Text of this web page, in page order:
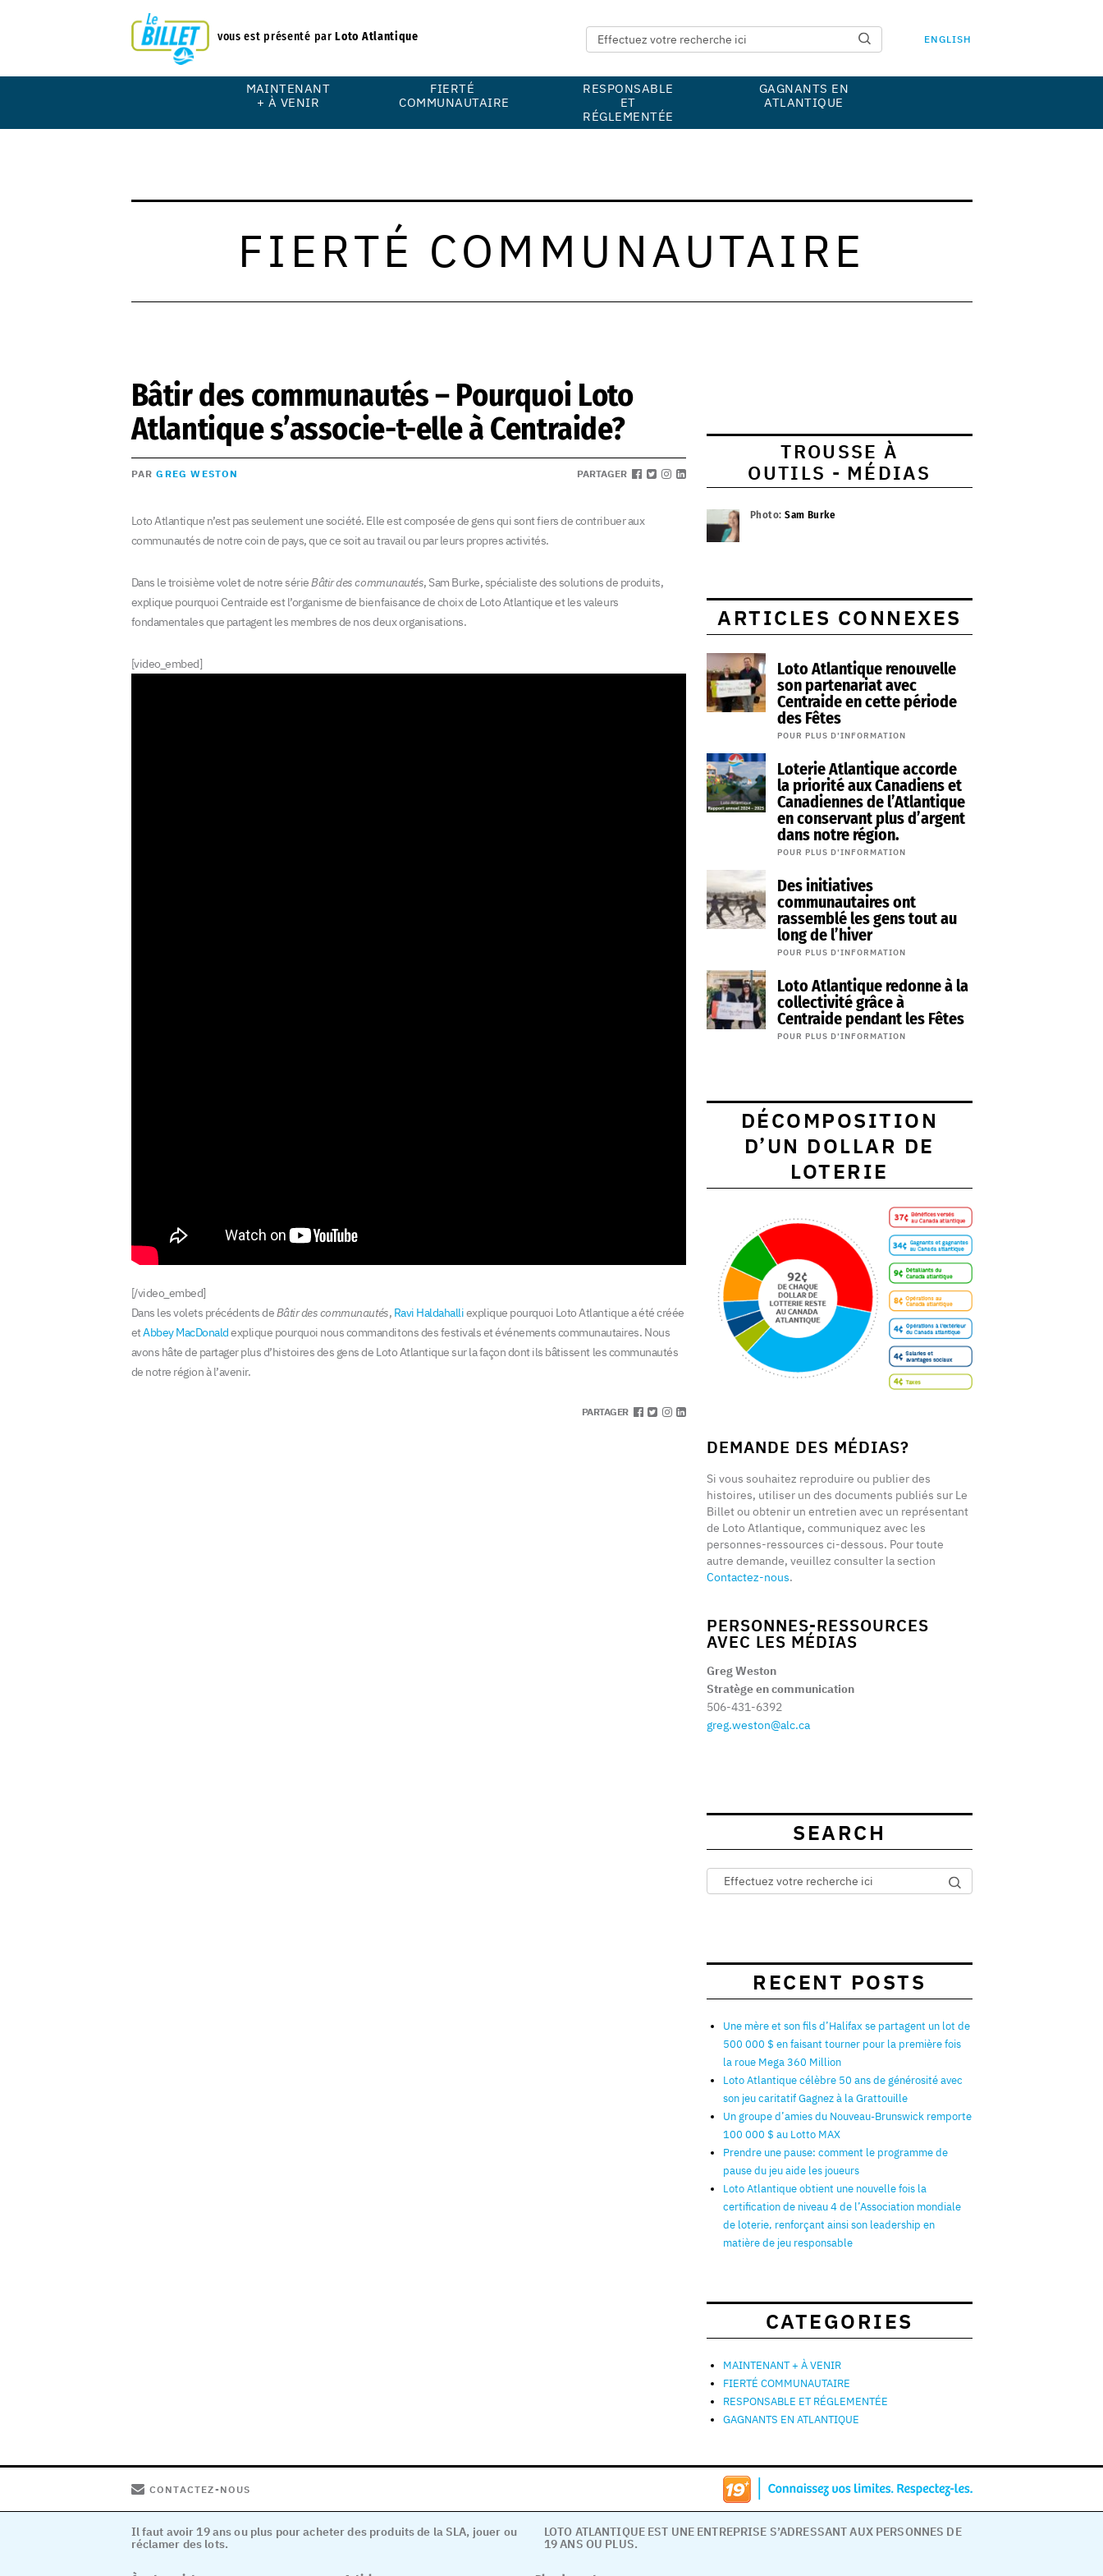
vous est présenté parLoto Atlantique ENGLISH
MAINTENANT
+ À VENIR
FIERTÉ
COMMUNAUTAIRE
RESPONSABLE
ET
RÉGLEMENTÉE
GAGNANTS EN
ATLANTIQUE
FIERTÉ COMMUNAUTAIRE
Bâtir des communautés – Pourquoi Loto
Atlantique s’associe-t-elle à Centraide?
PARGREG WESTON PARTAGER
Loto Atlantique n’est pas seulement une société. Elle est composée de gens qui sont fiers de contribuer aux
communautés de notre coin de pays, que ce soit au travail ou par leurs propres activités.
Dans le troisième volet de notre sérieBâtir des communautés, Sam Burke, spécialiste des solutions de produits,
explique pourquoi Centraide est l’organisme de bienfaisance de choix de Loto Atlantique et les valeurs
fondamentales que partagent les membres de nos deux organisations.
[video_embed]
[/video_embed]
Dans les volets précédents deBâtir des communautés, Ravi Haldahalliexplique pourquoi Loto Atlantique a été créée
etAbbey MacDonaldexplique pourquoi nous commanditons des festivals et événements communautaires. Nous
avons hâte de partager plus d’histoires des gens de Loto Atlantique sur la façon dont ils bâtissent les communautés
de notre région à l’avenir.
PARTAGER
TROUSSE À
OUTILS - MÉDIAS
Photo: Sam Burke
ARTICLES CONNEXES
Loto Atlantique renouvelle
son partenariat avec
Centraide en cette période
des Fêtes
POUR PLUS D’INFORMATION
Loterie Atlantique accorde
la priorité aux Canadiens et
Canadiennes de l’Atlantique
en conservant plus d’argent
dans notre région.
POUR PLUS D’INFORMATION
Des initiatives
communautaires ont
rassemblé les gens tout au
long de l’hiver
POUR PLUS D’INFORMATION
Loto Atlantique redonne à la
collectivité grâce à
Centraide pendant les Fêtes
POUR PLUS D’INFORMATION
DÉCOMPOSITION
D’UN DOLLAR DE
LOTERIE
DEMANDE DES MÉDIAS?
Si vous souhaitez reproduire ou publier des
histoires, utiliser un des documents publiés sur Le
Billet ou obtenir un entretien avec un représentant
de Loto Atlantique, communiquez avec les
personnes-ressources ci-dessous. Pour toute
autre demande, veuillez consulter la section
Contactez-nous.
PERSONNES-RESSOURCES
AVEC LES MÉDIAS
Greg Weston
Stratège en communication
506-431-6392
greg.weston@alc.ca
SEARCH
RECENT POSTS
Une mère et son fils d’Halifax se partagent un lot de
500 000 $ en faisant tourner pour la première fois
la roue Mega 360 Million
Loto Atlantique célèbre 50 ans de générosité avec
son jeu caritatif Gagnez à la Grattouille
Un groupe d’amies du Nouveau-Brunswick remporte
100 000 $ au Lotto MAX
Prendre une pause: comment le programme de
pause du jeu aide les joueurs
Loto Atlantique obtient une nouvelle fois la
certification de niveau 4 de l’Association mondiale
de loterie, renforçant ainsi son leadership en
matière de jeu responsable
CATEGORIES
MAINTENANT + À VENIR
FIERTÉ COMMUNAUTAIRE
RESPONSABLE ET RÉGLEMENTÉE
GAGNANTS EN ATLANTIQUE
CONTACTEZ-NOUS
Il faut avoir 19 ans ou plus pour acheter des produits de la SLA, jouer ou
réclamer des lots.
LOTO ATLANTIQUE EST UNE ENTREPRISE S’ADRESSANT AUX PERSONNES DE
19 ANS OU PLUS.